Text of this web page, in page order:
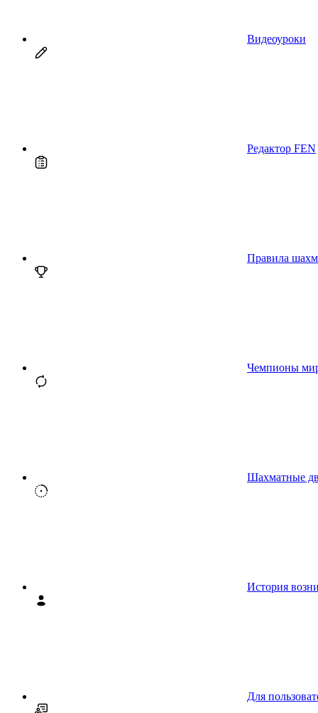
Видеоуроки
Редактор FEN
Правила
Чемпионы
Шахматные
История
Для